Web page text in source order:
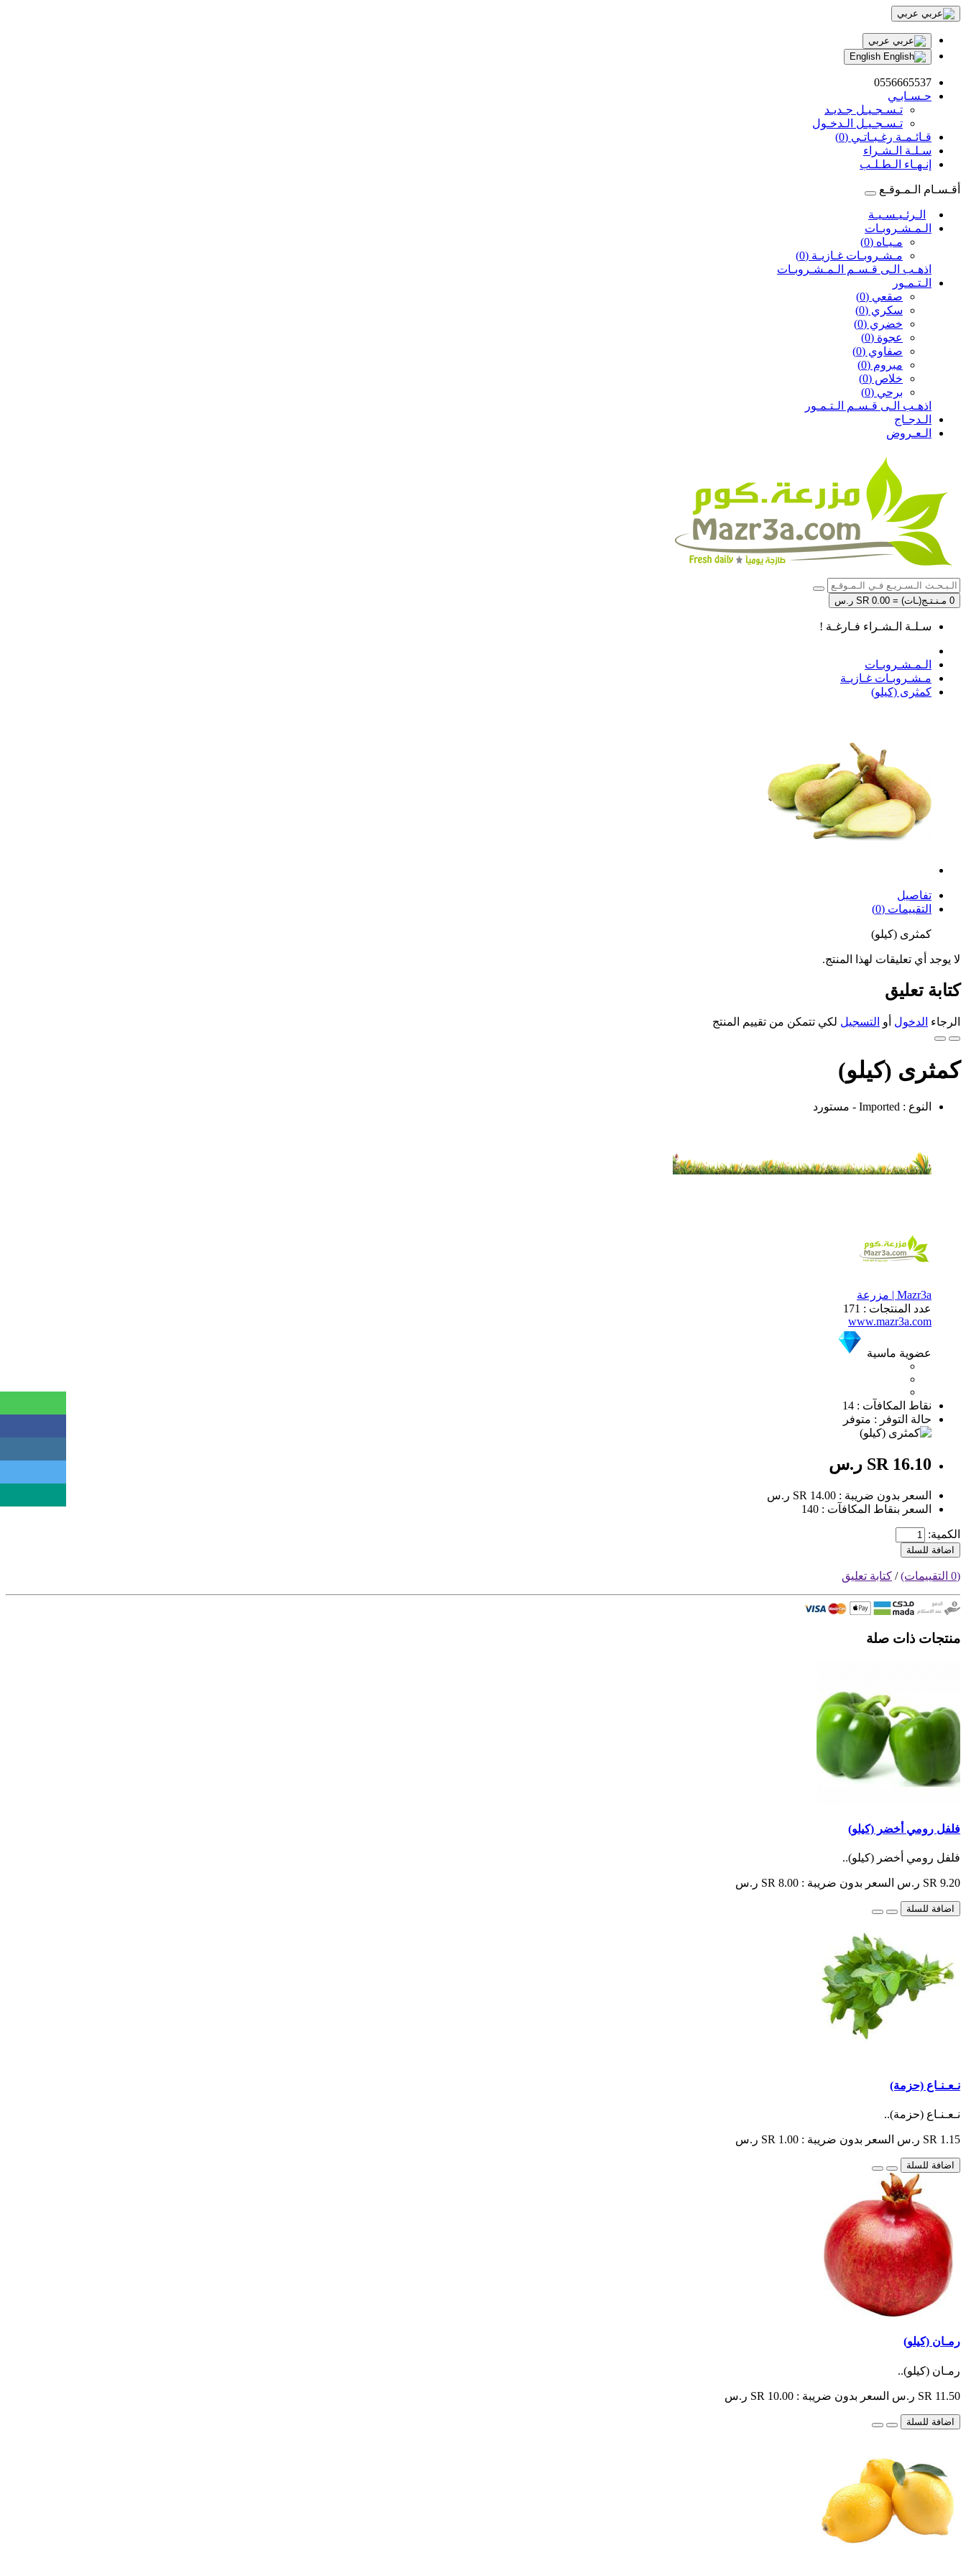
عربي
عربي
0556665537
حـسـابـي
تـسـجـيـل جـديـد
تـسـجـيـل الـدخـول
قـائـمـة رغـبـاتـي (0)
سـلـة الـشـراء
إنـهـاء الـطـلـب
أقـسـام الـمـوقـع
الـرئـيـسـيـة
الـمـشـروبـات
مـيـاه (0)
مـشـروبـات غـازيـة (0)
اذهـب الـى قـسـم الـمـشـروبـات
الـتـمـور
صقعي (0)
سكري (0)
خضري (0)
عجوة (0)
صفاوي (0)
مبروم (0)
خلاص (0)
برحي (0)
اذهـب الـى قـسـم الـتـمـور
الـدجـاج
الـعـروض
0 مـنـتـج(ـات) = SR 0.00 ر.س
سـلـة الـشـراء فـارغـة !
الـمـشـروبـات
مـشـروبـات غـازيـة
كمثرى (كيلو)
تفاصيل
التقييمات (0)
كمثرى (كيلو)
لا يوجد أي تعليقات لهذا المنتج.
كتابة تعليق
الرجاء الدخول أو التسجيل لكي تتمكن من تقييم المنتج
كمثرى (كيلو)
النوع : Imported - مستورد
Mazr3a | مزرعة
عدد المنتجات : 171
www.mazr3a.com
عضوية ماسية
نقاط المكافآت : 14
حالة التوفر : متوفر
SR 16.10 ر.س
السعر بدون ضريبة : SR 14.00 ر.س
السعر بنقاط المكافآت : 140
الكمية:
اضافة للسلة
(0 التقييمات) / كتابة تعليق
منتجات ذات صلة
فلفل رومي أخضر (كيلو)
فلفل رومي أخضر (كيلو)..
SR 9.20 ر.س السعر بدون ضريبة : SR 8.00 ر.س
اضافة للسلة
نـعـنـاع (حزمة)
نـعـنـاع (حزمة)..
SR 1.15 ر.س السعر بدون ضريبة : SR 1.00 ر.س
اضافة للسلة
رمـان (كيلو)
رمـان (كيلو)..
SR 11.50 ر.س السعر بدون ضريبة : SR 10.00 ر.س
اضافة للسلة